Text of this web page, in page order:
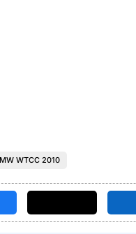
WTCC 2010